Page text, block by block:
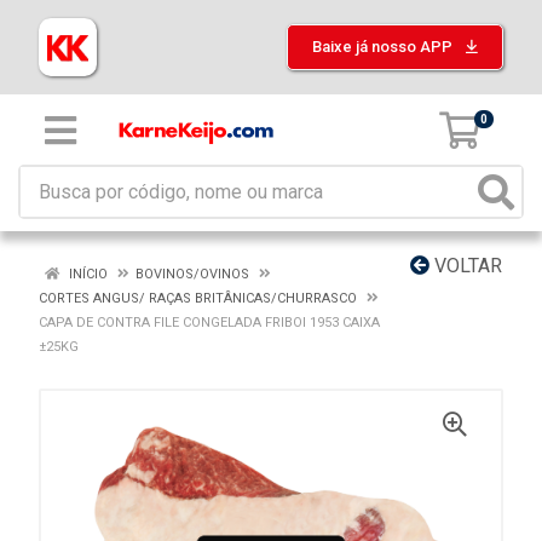
Baixe já nosso APP
0
VOLTAR
INÍCIO
BOVINOS/OVINOS
CORTES ANGUS/ RAÇAS BRITÂNICAS/CHURRASCO
CAPA DE CONTRA FILE CONGELADA FRIBOI 1953 CAIXA
±25KG